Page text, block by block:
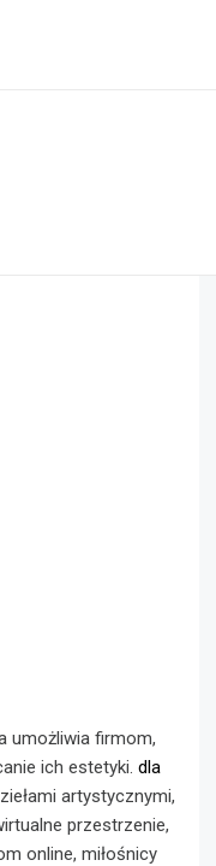
umożliwia firmom,
ich estetyki. dla
artystycznymi,
przestrzenie,
online, miłośnicy